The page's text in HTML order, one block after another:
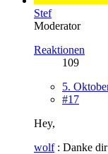
Stef
Moderator
Reaktionen
109
5.
#17
Hey,
wolf: Danke dir